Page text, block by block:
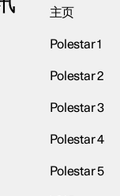
主页
Polestar 1
Polestar 2
Polestar 3
Polestar 4
Polestar 5